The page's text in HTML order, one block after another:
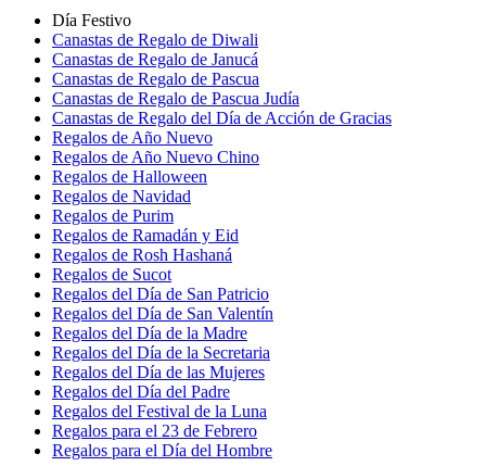
Día Festivo
Canastas de Regalo de Diwali
Canastas de Regalo de Janucá
Canastas de Regalo de Pascua
Canastas de Regalo de Pascua Judía
Canastas de Regalo del Día de Acción de Gracias
Regalos de Año Nuevo
Regalos de Año Nuevo Chino
Regalos de Halloween
Regalos de Navidad
Regalos de Purim
Regalos de Ramadán y Eid
Regalos de Rosh Hashaná
Regalos de Sucot
Regalos del Día de San Patricio
Regalos del Día de San Valentín
Regalos del Día de la Madre
Regalos del Día de la Secretaria
Regalos del Día de las Mujeres
Regalos del Día del Padre
Regalos del Festival de la Luna
Regalos para el 23 de Febrero
Regalos para el Día del Hombre